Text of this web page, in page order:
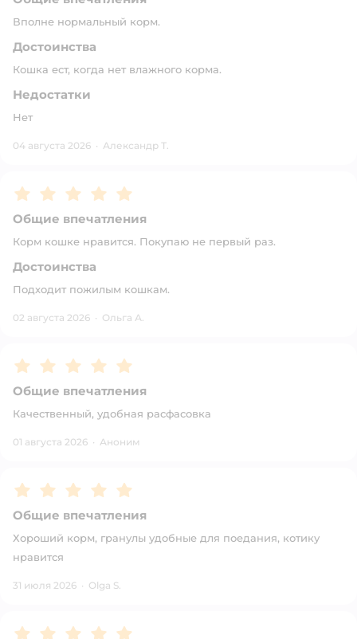
Вполне нормальный корм.
Достоинства
Кошка ест, когда нет влажного корма.
Недостатки
Нет
04 августа 2026 · Александр Т.
Рейтинг:5
Общие впечатления
Корм кошке нравится. Покупаю не первый раз.
Достоинства
Подходит пожилым кошкам.
02 августа 2026 · Ольга А.
Рейтинг:5
Общие впечатления
Качественный, удобная расфасовка
01 августа 2026 · Аноним
Рейтинг:5
Общие впечатления
Хороший корм, гранулы удобные для поедания, котику
нравится
31 июля 2026 · Olga S.
Рейтинг:5